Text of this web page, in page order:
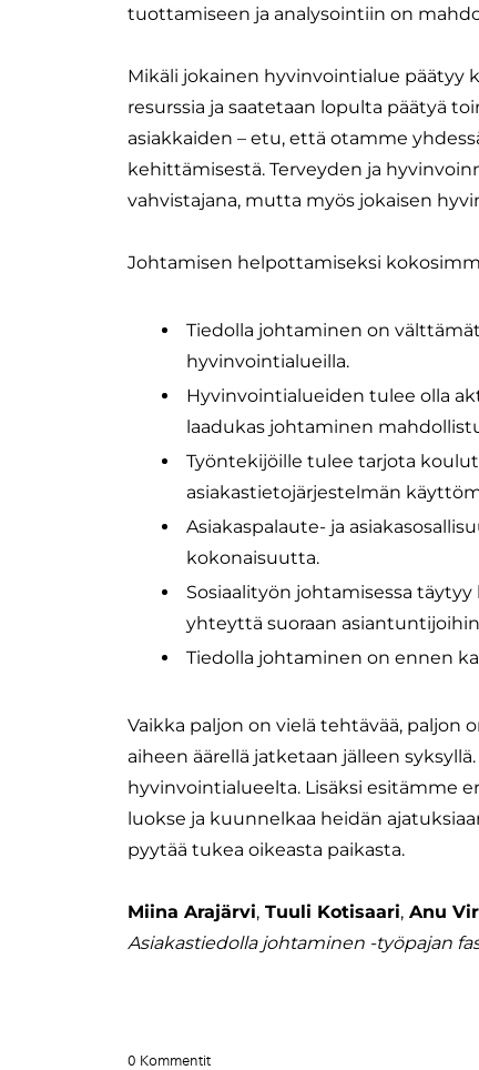
tuottamiseen ja analysointiin on
Mikäli jokainen hyvinvointialue päätyy
resurssia ja saatetaan lopulta päätyä
asiakkaiden – etu, että otamme
kehittämisestä. Terveyden ja
vahvistajana, mutta myös jokaisen
Johtamisen helpottamiseksi
Tiedolla johtaminen on
hyvinvointialueilla.
Hyvinvointialueiden tulee olla
laadukas johtaminen
Työntekijöille tulee tarjota
asiakastietojärjestelmän
Asiakaspalaute- ja
kokonaisuutta.
Sosiaalityön johtamisessa
yhteyttä suoraan asiantuntijoihin
Tiedolla johtaminen on ennen
Vaikka paljon on vielä tehtävää,
aiheen äärellä jatketaan jälleen
hyvinvointialueelta. Lisäksi esitämme
luokse ja kuunnelkaa heidän
pyytää tukea oikeasta paikasta.
Miina Arajärvi, Tuuli Kotisaari, Anu
​Asiakastiedolla johtaminen -työpajan
0 Kommentit